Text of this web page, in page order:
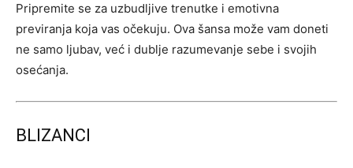
Pripremite se za uzbudljive trenutke i emotivna
previranja koja vas očekuju. Ova šansa može vam doneti
ne samo ljubav, već i dublje razumevanje sebe i svojih
osećanja.
BLIZANCI